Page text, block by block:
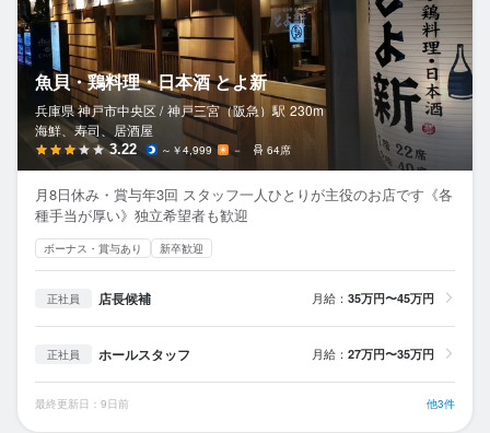
魚貝・鶏料理・日本酒 とよ新
兵庫県 神戸市中央区 / 神戸三宮（阪急）駅 230m
海鮮、寿司、居酒屋
3.22 ～￥4,999 － 64席
月8日休み・賞与年3回 スタッフ一人ひとりが主役のお店です《各
種手当が厚い》独立希望者も歓迎
ボーナス・賞与あり 新卒歓迎
正社員 店長候補 月給： 35万円〜45万円
正社員 ホールスタッフ 月給： 27万円〜35万円
最終更新日：9日前 他3件